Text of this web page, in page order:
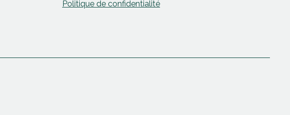
Politique de confidentialité